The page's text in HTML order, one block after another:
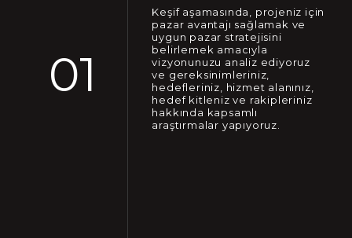
01
Keşif aşamasında, projeniz için
pazar avantajı sağlamak ve
uygun pazar stratejisini
belirlemek amacıyla
vizyonunuzu analiz ediyoruz
ve gereksinimleriniz,
hedefleriniz, hizmet alanınız,
hedef kitleniz ve rakipleriniz
hakkında kapsamlı
araştırmalar yapıyoruz.